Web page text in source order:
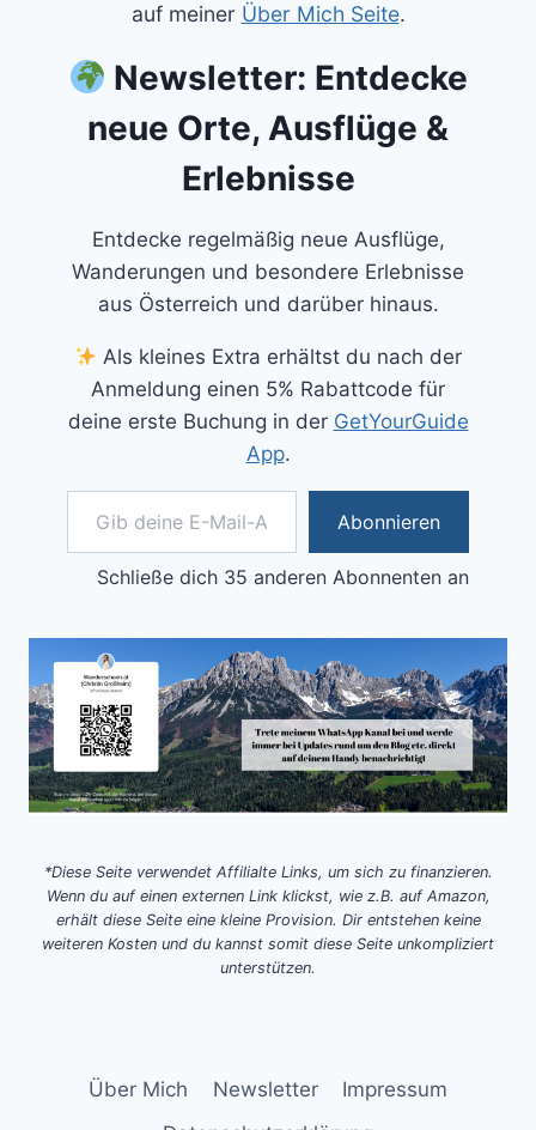
auf meiner Über Mich Seite.
Newsletter: Entdecke
neue Orte, Ausflüge &
Erlebnisse
Entdecke regelmäßig neue Ausflüge,
Wanderungen und besondere Erlebnisse
aus Österreich und darüber hinaus.
Als kleines Extra erhältst du nach der
Anmeldung einen 5% Rabattcode für
deine erste Buchung in der GetYourGuide
App.
Gib deine E-Mail-Adresse ein ...
Abonnieren
Schließe dich 35 anderen Abonnenten an
*Diese Seite verwendet Affilialte Links, um sich zu finanzieren.
Wenn du auf einen externen Link klickst, wie z.B. auf Amazon,
erhält diese Seite eine kleine Provision. Dir entstehen keine
weiteren Kosten und du kannst somit diese Seite unkompliziert
unterstützen.
Über Mich Newsletter
Impressum